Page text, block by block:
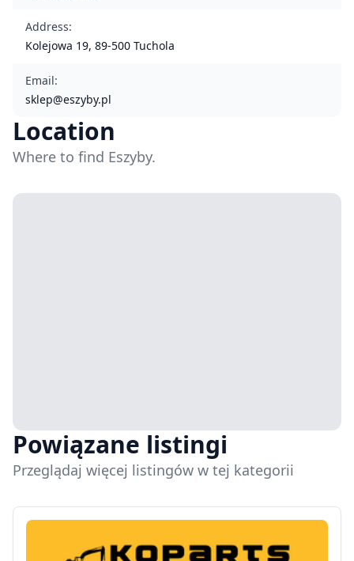
Address:
Kolejowa 19, 89-500 Tuchola
Email:
sklep@eszyby.pl
Location
Where to find Eszyby.
Powiązane listingi
Przeglądaj więcej listingów w tej kategorii